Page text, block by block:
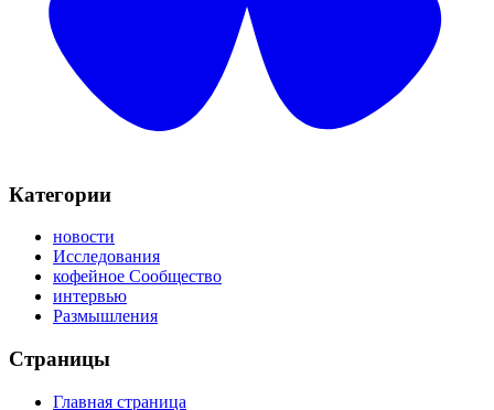
Категории
новости
Исследования
кофейное Сообщество
интервью
Размышления
Страницы
Главная страница